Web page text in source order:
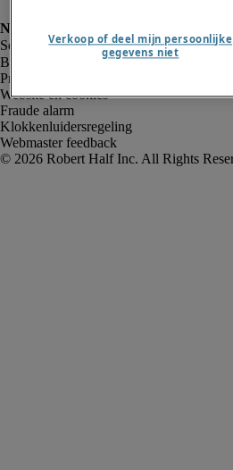
Bedrijfsinformatie
Privacyverklaring
Website en cookies
Fraude alarm
Klokkenluidersregeling
Webmaster feedback
Verkoop of deel mijn persoonlijke
gegevens niet